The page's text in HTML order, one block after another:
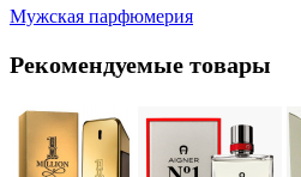
Мужская парфюмерия
Рекомендуемые товары